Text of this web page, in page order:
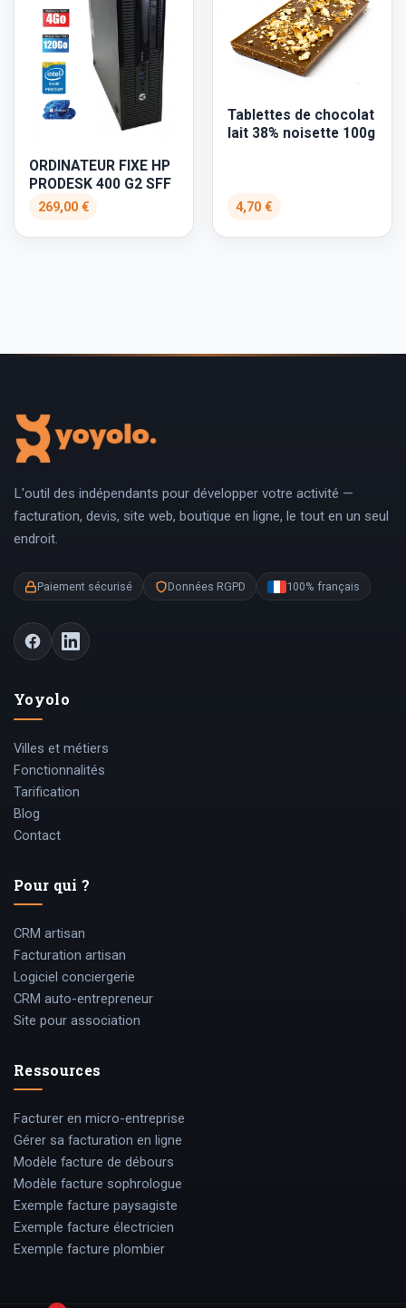
ORDINATEUR FIXE HP
PRODESK 400 G2 SFF
269,00 €
Tablettes de chocolat
lait 38% noisette 100g
4,70 €
L'outil des indépendants pour développer votre activité —
facturation, devis, site web, boutique en ligne, le tout en un seul
endroit.
Paiement sécurisé Données RGPD 100% français
Yoyolo
Villes et métiers
Fonctionnalités
Tarification
Blog
Contact
Pour qui ?
CRM artisan
Facturation artisan
Logiciel conciergerie
CRM auto-entrepreneur
Site pour association
Ressources
Facturer en micro-entreprise
Gérer sa facturation en ligne
Modèle facture de débours
Modèle facture sophrologue
Exemple facture paysagiste
Exemple facture électricien
Exemple facture plombier